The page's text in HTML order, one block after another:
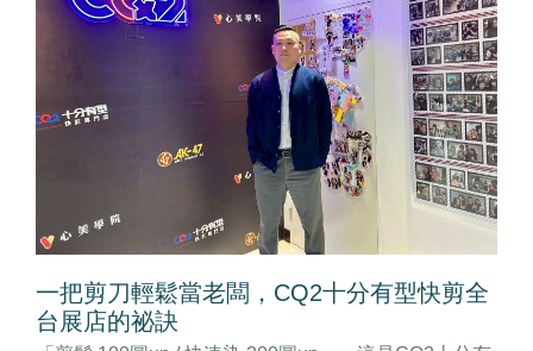
一把剪刀輕鬆當老闆，CQ2十分有型快剪全
台展店的祕訣